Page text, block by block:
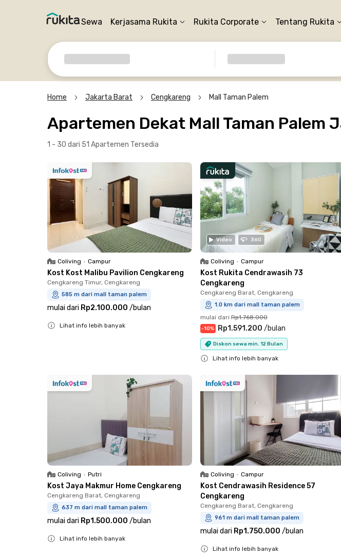
Sewa Kerjasama Rukita Rukita Corporate Tentang Rukita
Home Jakarta Barat Cengkareng Mall Taman Palem
Apartemen Dekat Mall Taman Palem
1 - 30 dari 51 Apartemen Tersedia
Coliving • Campur
Kost Kost Malibu Pavilion Cengkareng
Cengkareng Timur, Cengkareng
585 m dari mall taman palem
mulai dari Rp2.100.000 /bulan
Lihat info lebih banyak
Video 360
Coliving • Campur
Kost Rukita Cendrawasih 73
Cengkareng
Cengkareng Barat, Cengkareng
1.0 km dari mall taman palem
mulai dari Rp1.768.000
-10% Rp1.591.200 /bulan
Diskon sewa min. 12 Bulan
Lihat info lebih banyak
Coliving • Putri
Kost Jaya Makmur Home Cengkareng
Cengkareng Barat, Cengkareng
637 m dari mall taman palem
mulai dari Rp1.500.000 /bulan
Lihat info lebih banyak
Coliving • Campur
Kost Cendrawasih Residence 57
Cengkareng
Cengkareng Barat, Cengkareng
961 m dari mall taman palem
mulai dari Rp1.750.000 /bulan
Lihat info lebih banyak